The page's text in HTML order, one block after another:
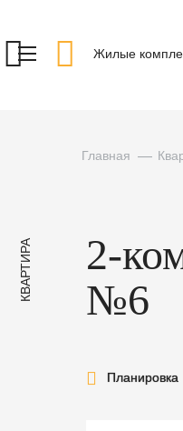
Жилые
Главная
КВАРТИРА
2-
№6
Планировка